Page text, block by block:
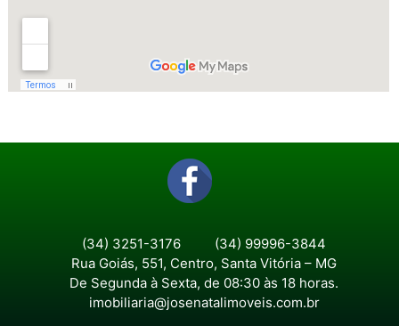
(34) 3251-3176
(34) 99996-3844
Rua Goiás, 551, Centro, Santa Vitória – MG
De Segunda à Sexta, de 08:30 às 18 horas.
imobiliaria@josenatalimoveis.com.br